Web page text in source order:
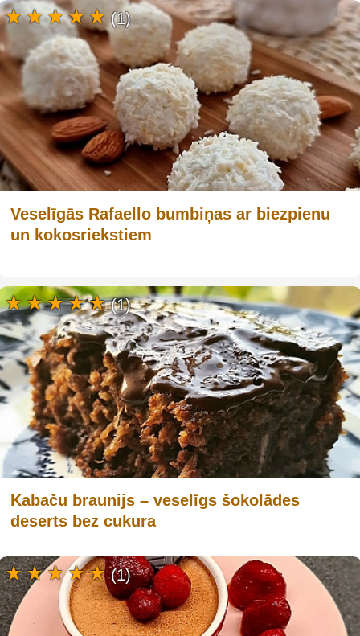
Veselīgās Rafaello bumbiņas ar biezpienu
un kokosriekstiem
(1)
Kabaču braunijs – veselīgs šokolādes
deserts bez cukura
(1)
(1)